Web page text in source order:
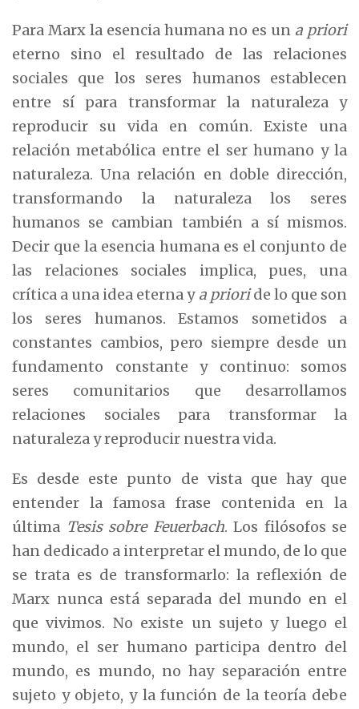
Para Marx la esencia humana no es un a priori
eterno sino el resultado de las relaciones
sociales que los seres humanos establecen
entre sí para transformar la naturaleza y
reproducir su vida en común. Existe una
relación metabólica entre el ser humano y la
naturaleza. Una relación en doble dirección,
transformando la naturaleza los seres
humanos se cambian también a sí mismos.
Decir que la esencia humana es el conjunto de
las relaciones sociales implica, pues, una
crítica a una idea eterna y a prioride lo que son
los seres humanos. Estamos sometidos a
constantes cambios, pero siempre desde un
fundamento constante y continuo: somos
seres comunitarios que desarrollamos
relaciones sociales para transformar la
naturaleza y reproducir nuestra vida.
Es desde este punto de vista que hay que
entender la famosa frase contenida en la
última Tesis sobre Feuerbach. Los filósofos se
han dedicado a interpretar el mundo, de lo que
se trata es de transformarlo: la reflexión de
Marx nunca está separada del mundo en el
que vivimos. No existe un sujeto y luego el
mundo, el ser humano participa dentro del
mundo, es mundo, no hay separación entre
sujeto y objeto, y la función de la teoría debe